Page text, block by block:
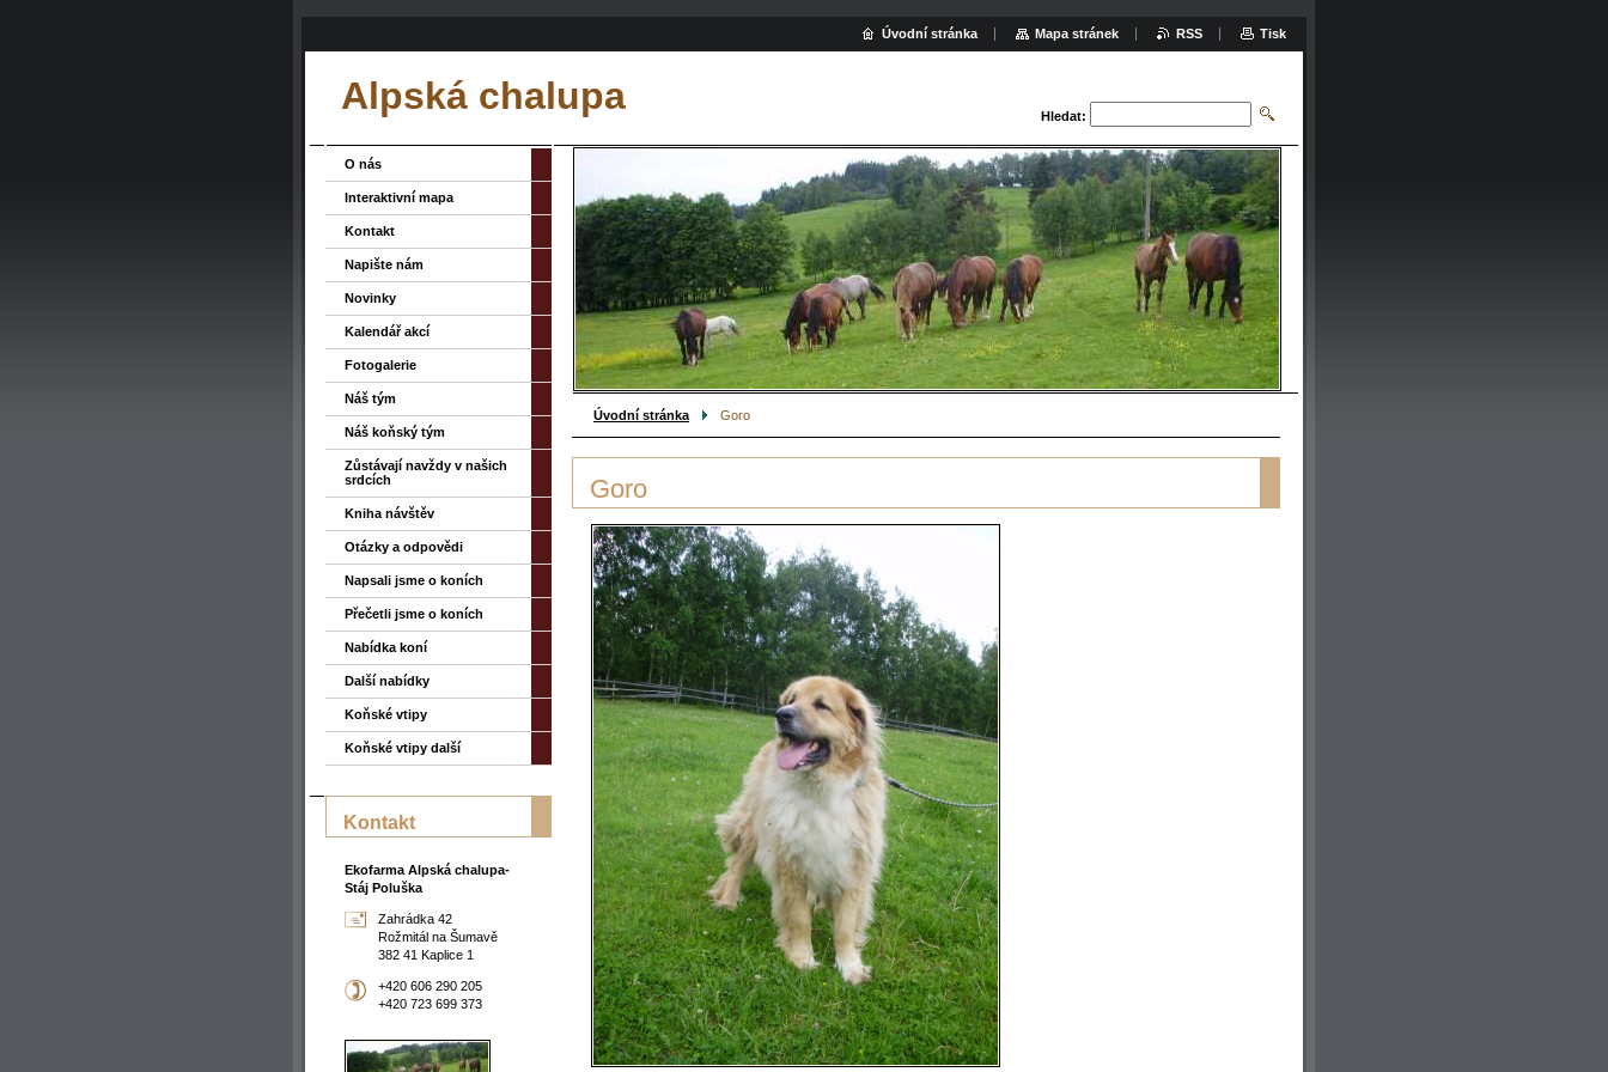
Alpská chalupa Hledat:
Úvodní stránka Goro
Goro
O nás
Interaktivní mapa
Kontakt
Napište nám
Novinky
Kalendář akcí
Fotogalerie
Náš tým
Náš koňský tým
Zůstávají navždy v našich
srdcích
Kniha návštěv
Otázky a odpovědi
Napsali jsme o koních
Přečetli jsme o koních
Nabídka koní
Další nabídky
Koňské vtipy
Koňské vtipy další
Kontakt
Ekofarma Alpská chalupa-
Stáj Poluška
Zahrádka 42
Rožmitál na Šumavě
382 41 Kaplice 1
+420 606 290 205
+420 723 699 373
Úvodní stránka Mapa stránek RSS Tisk